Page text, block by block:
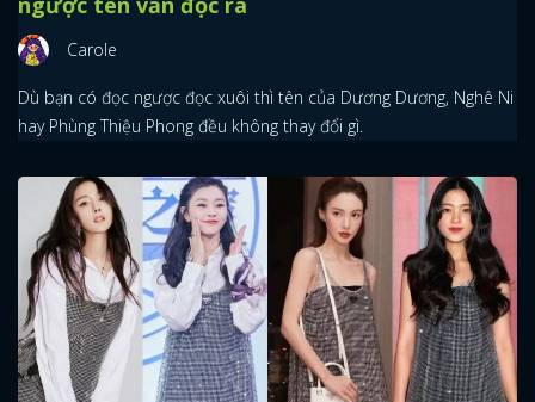
Carole
Dù bạn có đọc ngược đọc xuôi thì tên của Dương Dương, Nghê Ni
hay Phùng Thiệu Phong đều không thay đổi gì.